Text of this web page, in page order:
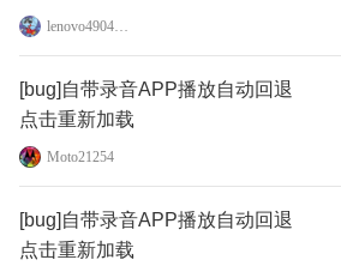
lenovo49041184
[bug]自带录音APP播放自动回退
点击重新加载
Moto21254
[bug]自带录音APP播放自动回退
点击重新加载